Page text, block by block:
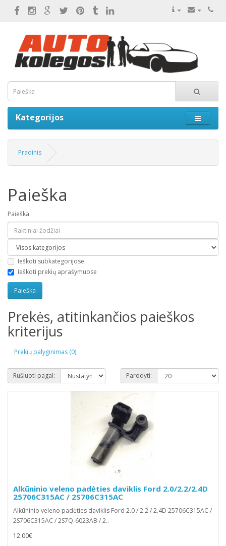
Kategorijos
Pradinis
Paieška
Paieška:
Ieškoti subkategorijose
Ieškoti prekių aprašymuose
Prekės, atitinkančios paieškos
kriterijus
Prekių palyginimas (0)
Rušiuoti pagal: Parodyti:
Alkūninio veleno padėties daviklis Ford 2.0/2.2/2.4D
25706C315AC / 2S706C315AC
Alkūninio veleno padėties daviklis Ford 2.0 / 2.2 / 2.4D 25706C315AC /
2S706C315AC / 2S7Q-6023AB / 2..
12.00€